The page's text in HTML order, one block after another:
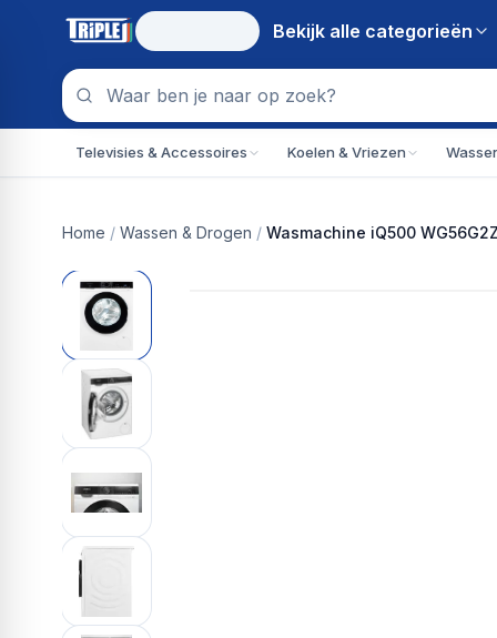
Bekijk alle categorieën
Televisies & Accessoires Koelen & Vriezen
Home / Wassen & Drogen / Wasmachine iQ500